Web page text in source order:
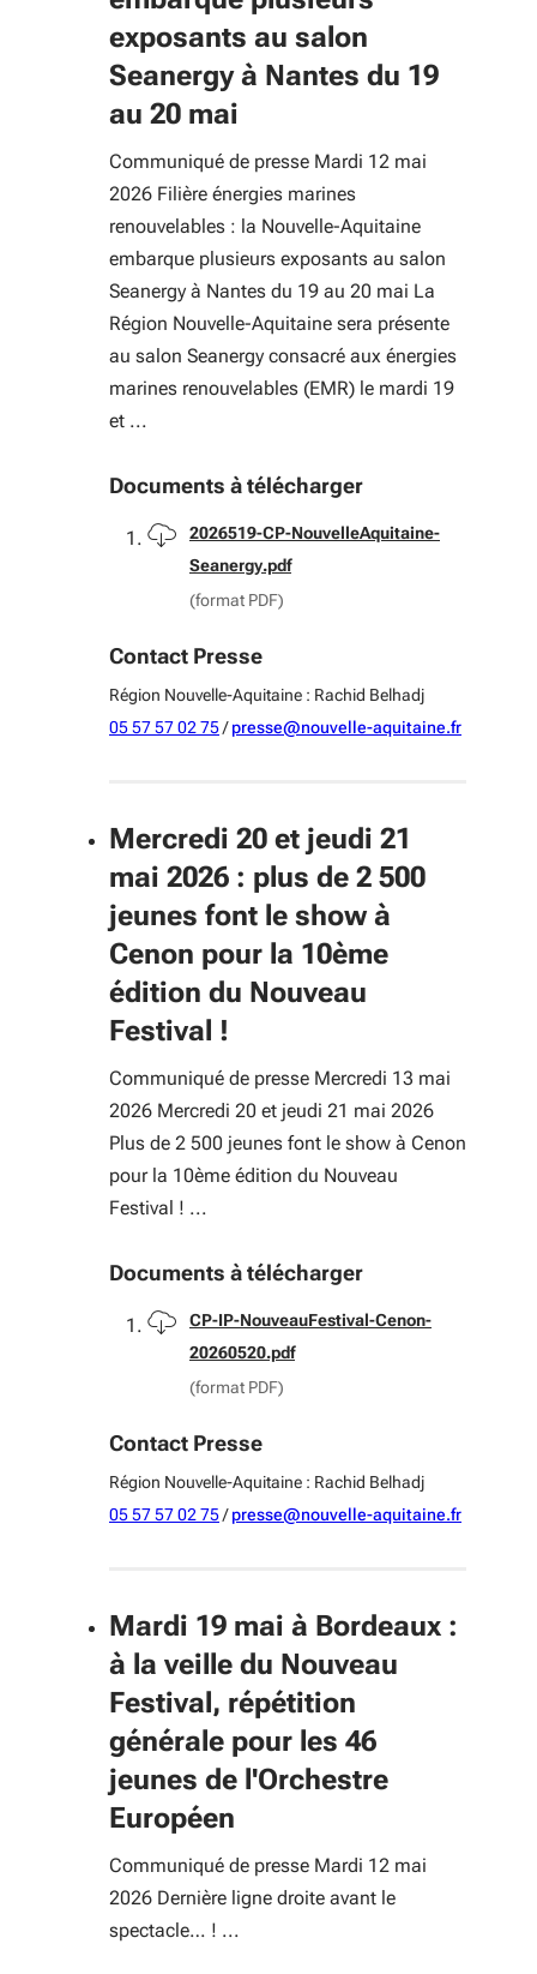
exposants au salon
Seanergy à Nantes du 19
au 20 mai
Communiqué de presse Mardi 12 mai
2026 Filière énergies marines
renouvelables : la Nouvelle-Aquitaine
embarque plusieurs exposants au salon
Seanergy à Nantes du 19 au 20 mai La
Région Nouvelle-Aquitaine sera présente
au salon Seanergy consacré aux énergies
marines renouvelables (EMR) le mardi 19
et ...
Documents à télécharger
Télécharger
2026519-CP-NouvelleAquitaine-
Seanergy.pdf
(format PDF)
Contact Presse
Région Nouvelle-Aquitaine : Rachid Belhadj
05 57 57 02 75/presse@nouvelle-aquitaine.fr
Mercredi 20 et jeudi 21
mai 2026 : plus de 2 500
jeunes font le show à
Cenon pour la 10ème
édition du Nouveau
Festival !
Communiqué de presse Mercredi 13 mai
2026 Mercredi 20 et jeudi 21 mai 2026
Plus de 2 500 jeunes font le show à Cenon
pour la 10ème édition du Nouveau
Festival ! ...
Documents à télécharger
Télécharger
CP-IP-NouveauFestival-Cenon-
20260520.pdf
(format PDF)
Contact Presse
Région Nouvelle-Aquitaine : Rachid Belhadj
05 57 57 02 75/presse@nouvelle-aquitaine.fr
Mardi 19 mai à Bordeaux :
à la veille du Nouveau
Festival, répétition
générale pour les 46
jeunes de l'Orchestre
Européen
Communiqué de presse Mardi 12 mai
2026 Dernière ligne droite avant le
spectacle… ! ...